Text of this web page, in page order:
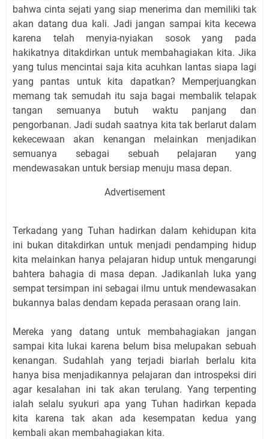
bahwa cinta sejati yang siap menerima dan memiliki tak
akan datang dua kali. Jadi jangan sampai kita kecewa
karena telah menyia-nyiakan sosok yang pada
hakikatnya ditakdirkan untuk membahagiakan kita. Jika
yang tulus mencintai saja kita acuhkan lantas siapa lagi
yang pantas untuk kita dapatkan? Memperjuangkan
memang tak semudah itu saja bagai membalik telapak
tangan semuanya butuh waktu panjang dan
pengorbanan. Jadi sudah saatnya kita tak berlarut dalam
kekecewaan akan kenangan melainkan menjadikan
semuanya sebagai sebuah pelajaran yang
mendewasakan untuk bersiap menuju masa depan.
Advertisement
Terkadang yang Tuhan hadirkan dalam kehidupan kita
ini bukan ditakdirkan untuk menjadi pendamping hidup
kita melainkan hanya pelajaran hidup untuk mengarungi
bahtera bahagia di masa depan. Jadikanlah luka yang
sempat tersimpan ini sebagai ilmu untuk mendewasakan
bukannya balas dendam kepada perasaan orang lain.
Mereka yang datang untuk membahagiakan jangan
sampai kita lukai karena belum bisa melupakan sebuah
kenangan. Sudahlah yang terjadi biarlah berlalu kita
hanya bisa menjadikannya pelajaran dan introspeksi diri
agar kesalahan ini tak akan terulang. Yang terpenting
ialah selalu syukuri apa yang Tuhan hadirkan kepada
kita karena tak akan ada kesempatan kedua yang
kembali akan membahagiakan kita.